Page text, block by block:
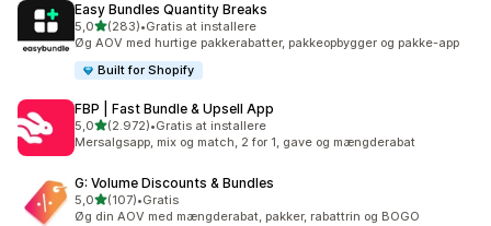
Easy Bundles Quantity Breaks
5,0ud af 5 stjerner
(283)
283 anmeldelser i alt
•Gratis at installere
Øg AOV med hurtige pakkerabatter, pakkeopbygger og pakke-app
Built for Shopify
FBP | Fast Bundle & Upsell App
5,0ud af 5 stjerner
(2.972)
2972 anmeldelser i alt
•Gratis at installere
Mersalgsapp, mix og match, 2 for 1, gave og mængderabat
G: Volume Discounts & Bundles
5,0ud af 5 stjerner
(107)
107 anmeldelser i alt
•Gratis
Øg din AOV med mængderabat, pakker, rabattrin og BOGO